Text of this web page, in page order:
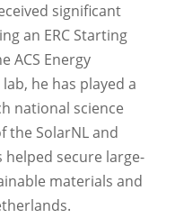
significant
an ERC Starting
ACS Energy
he has played a
national science
the SolarNL and
secure large-
materials and